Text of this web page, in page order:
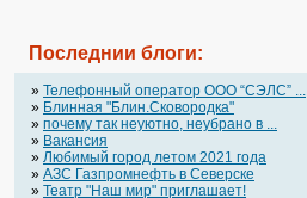
Последнии блоги:
» Телефонный оператор OOO “СЭЛС” ...
» Блинная "Блин.Сковородка"
» почему так неуютно, неубрано в ...
» Вакансия
» Любимый город летом 2021 года
» АЗС Газпромнефть в Северске
» Театр "Наш мир" приглашает!